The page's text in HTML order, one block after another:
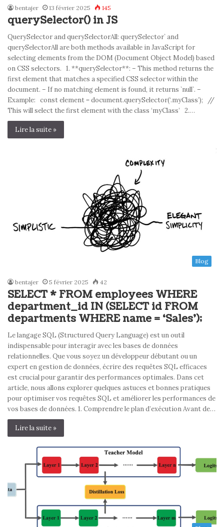
bentajer 13 février 2025 145
querySelector() in JS
QuerySelector and querySelectorAll: querySelector` and
querySelectorAll are both methods available in JavaScript for
selecting elements from the DOM (Document Object Model) based
on CSS selectors. 1. **querySelector**: – This method returns the
first element that matches a specified CSS selector within the
document. – If no matching element is found, it returns `null`. –
Example: const element = document.querySelector(‘.myClass’); //
This will select the first element with the class ‘myClass’ 2.…
Lire la suite »
Blog
bentajer 5 février 2025 42
SELECT * FROM employees WHERE
department_id IN (SELECT id FROM
departments WHERE name = ‘Sales’);
Le langage SQL (Structured Query Language) est un outil
indispensable pour interagir avec les bases de données
relationnelles. Que vous soyez un développeur débutant ou un
expert en gestion de données, écrire des requêtes SQL efficaces
est crucial pour garantir des performances optimales. Dans cet
article, nous allons explorer quelques astuces et bonnes pratiques
pour optimiser vos requêtes SQL et améliorer les performances de
vos bases de données. 1. Comprendre le plan d’exécution Avant de…
Lire la suite »